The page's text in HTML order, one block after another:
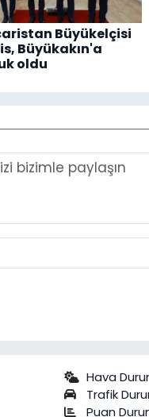
Büyükelçisi
Büyükakın'a
oldu
Hava
Trafik
Puan